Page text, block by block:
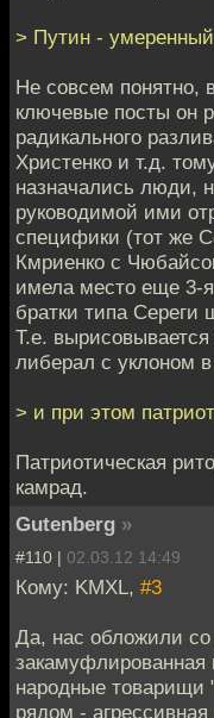
> Путин -
Не совсем понятно,
ключевые посты он
радикального
Христенко и т.д.
назначались люди,
руководимой ими
специфики (тот же
Кмриенко с
имела место еще 3-
братки типа Сереги
Т.е.
либерал с уклоном в
> и при этом
Патриотическая
камрад.
Gutenberg »
#110 | 02.03.12 14:49
Кому: KMXL, #3
Да, нас обложили со
закамуфлированная
народные товарищи
рядом -